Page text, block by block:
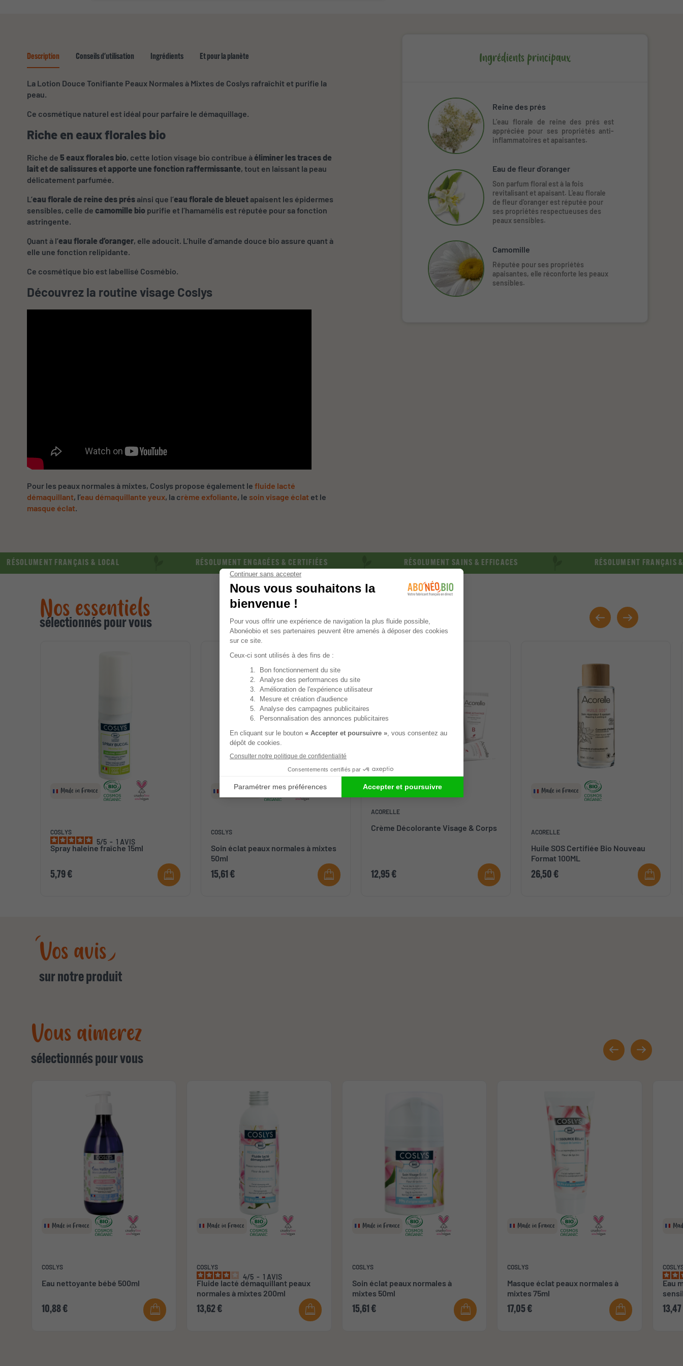
Description Conseils d'utilisation Ingrédients Et pour la planète
La Lotion Douce Tonifiante Peaux Normales à Mixtes de Coslys rafraîchit et purifie la
peau.
Ce cosmétique naturel est idéal pour parfaire le démaquillage.
Riche en eaux florales bio
Riche de 5 eaux florales bio, cette lotion visage bio contribue àéliminer les traces de
lait et de salissures et apporte une fonction raffermissante, tout en laissant la peau
délicatement parfumée.
L’eau florale de reine des présainsi que l’eau florale de bleuetapaisent les épidermes
sensibles, celle de camomille biopurifie et l’hamamélis est réputée pour sa fonction
astringente.
Quant à l’eau florale d’oranger, elle adoucit. L’huile d’amande douce bio assure quant à
elle une fonction relipidante.
Ce cosmétique bio est labellisé Cosmébio.
Découvrez la routine visage Coslys
Pour les peaux normales à mixtes, Coslys propose également le fluide lacté
démaquillant, l’eau démaquillante yeux, la crème exfoliante, le soin visage éclatet le
masque éclat.
Ingrédients principaux
Reine des prés
L’eau florale de reine des prés est
appréciée pour ses propriétés anti-
inflammatoires et apaisantes.
Eau de fleur d'oranger
Son parfum floral est à la fois
revitalisant et apaisant. L'eau florale
de fleur d'oranger est réputée pour
ses propriétés respectueuses des
peaux sensibles.
Camomille
Réputée pour ses propriétés
apaisantes, elle réconforte les peaux
sensibles.
FRANÇAIS & LOCAL RÉSOLUMENT ENGAGÉES & CERTIFIÉES RÉSOLUMENT SAINS & EFFICACES RÉSOLUMENT FRANÇAIS & LOCAL
Nos essentiels
sélectionnés pour vous
Made in France
COSLYS
5/5 - 1 AVIS
Spray haleine fraîche 15ml
5,79 €
Made in France
COSLYS
Soin éclat peaux normales à mixtes
50ml
15,61 €
ACORELLE
Crème Décolorante Visage & Corps
12,95 €
Made in France
ACORELLE
Huile SOS Certifiée Bio Nouveau
Format 100ML
26,50 €
Vos avis
sur notre produit
Vous aimerez
sélectionnés pour vous
Made in France
COSLYS
Eau nettoyante bébé 500ml
10,88 €
Made in France
COSLYS
4/5 - 1 AVIS
Fluide lacté démaquillant peaux
normales à mixtes 200ml
13,62 €
Made in France
COSLYS
Soin éclat peaux normales à
mixtes 50ml
15,61 €
Made in France
COSLYS
Masque éclat peaux normales à
mixtes 75ml
17,05 €
Eau